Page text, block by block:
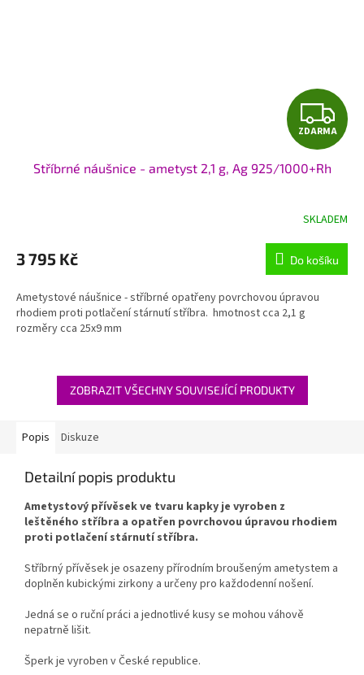
Z
D
R
M
A
ZDARMA
Stříbrné náušnice - ametyst 2,1 g, Ag 925/1000+Rh
SKLADEM
3 795 Kč Do košíku
Ametystové náušnice - stříbrné opatřeny povrchovou úpravou
rhodiem proti potlačení stárnutí stříbra. hmotnost cca 2,1 g
rozměry cca 25x9 mm
ZOBRAZIT VŠECHNY SOUVISEJÍCÍ PRODUKTY
Popis Diskuze
Detailní popis produktu
Ametystový přívěsek ve tvaru kapky je vyroben z
leštěného stříbra a opatřen povrchovou úpravou rhodiem
proti potlačení stárnutí stříbra.
Stříbrný přívěsek je osazeny přírodním broušeným ametystem a
doplněn kubickými zirkony a určeny pro každodenní nošení.
Jedná se o ruční práci a jednotlivé kusy se mohou váhově
nepatrně lišit.
Šperk je vyroben v České republice.